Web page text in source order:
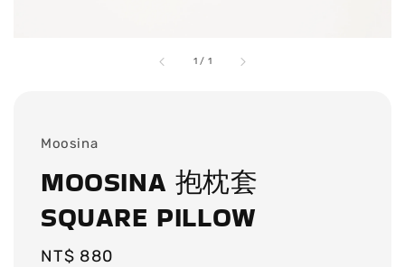
1 / 1
Moosina
MOOSINA 抱枕套
SQUARE PILLOW
Regular
NT$ 880